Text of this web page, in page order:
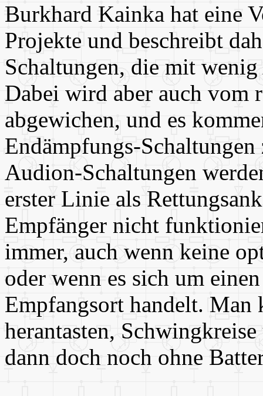
Burkhard Kainka hat eine
Projekte und beschreibt
Schaltungen, die mit
Dabei wird aber auch vom
abgewichen, und es
Endämpfungs-
Audion-Schaltungen
erster Linie als
Empfänger nicht
immer, auch wenn keine
oder wenn es sich um
Empfangsort handelt. Man
herantasten,
dann doch noch ohne